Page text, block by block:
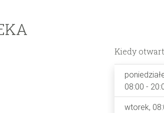
Kiedy
08:00 -
wtorek,